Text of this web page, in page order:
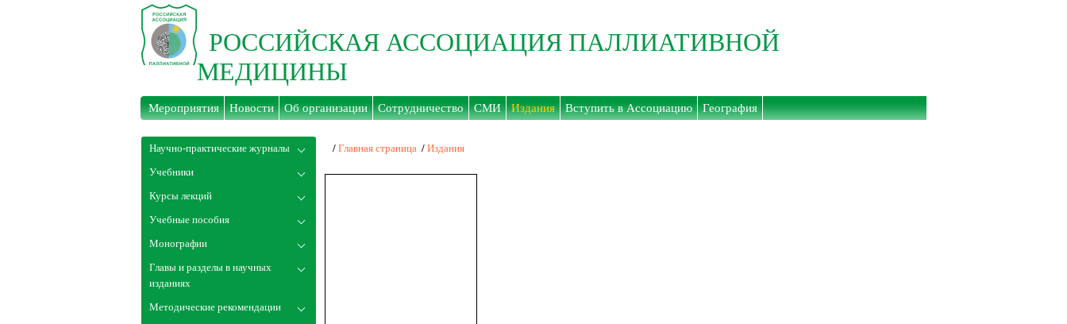
РОССИЙСКАЯ АССОЦИАЦИЯ ПАЛЛИАТИВНОЙ
МЕДИЦИНЫ
Мероприятия Новости Об организации Сотрудничество СМИ Издания Вступить в Ассоциацию География
Научно-практические журналы
Учебники
Курсы лекций
Учебные пособия
Монографии
Главы и разделы в научных
изданиях
Методические рекомендации
/ Главная страница / Издания